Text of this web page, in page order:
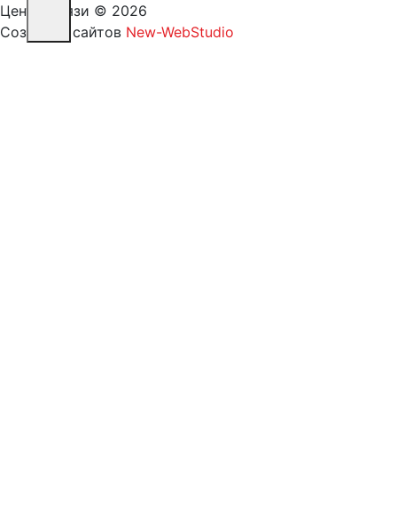
Центр Связи © 2026
Создание сайтов New-WebStudio